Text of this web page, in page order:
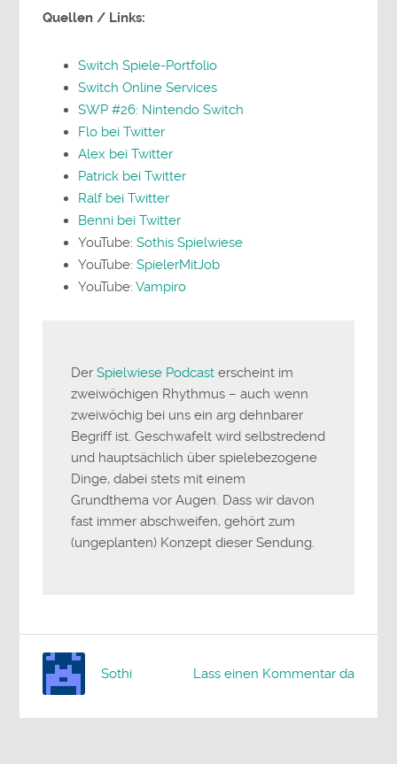
Quellen / Links:
Switch Spiele-Portfolio
Switch Online Services
SWP #26: Nintendo Switch
Flo bei Twitter
Alex bei Twitter
Patrick bei Twitter
Ralf bei Twitter
Benni bei Twitter
YouTube:Sothis Spielwiese
YouTube:SpielerMitJob
YouTube:Vampiro
DerSpielwiese Podcast erscheint im
zweiwöchigen Rhythmus – auch wenn
zweiwöchig bei uns ein arg dehnbarer
Begriff ist. Geschwafelt wird selbstredend
und hauptsächlich über spielebezogene
Dinge, dabei stets mit einem
Grundthema vor Augen. Dass wir davon
fast immer abschweifen, gehört zum
(ungeplanten) Konzept dieser Sendung.
Lass einen Kommentar da
Sothi